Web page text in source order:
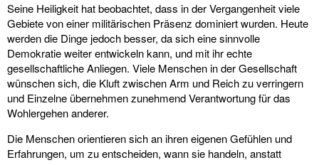
Seine Heiligkeit hat beobachtet, dass in der Vergangenheit viele
Gebiete von einer militärischen Präsenz dominiert wurden. Heute
werden die Dinge jedoch besser, da sich eine sinnvolle
Demokratie weiter entwickeln kann, und mit ihr echte
gesellschaftliche Anliegen. Viele Menschen in der Gesellschaft
wünschen sich, die Kluft zwischen Arm und Reich zu verringern
und Einzelne übernehmen zunehmend Verantwortung für das
Wohlergehen anderer.
Die Menschen orientieren sich an ihren eigenen Gefühlen und
Erfahrungen, um zu entscheiden, wann sie handeln, anstatt